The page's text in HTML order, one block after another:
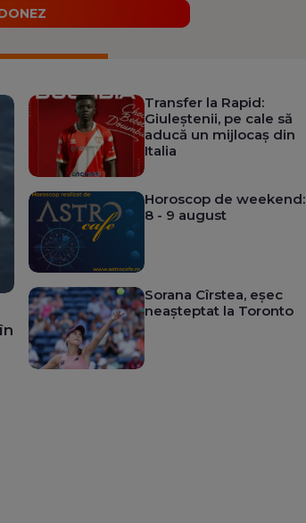
Transfer la Rapid:
Giuleștenii, pe cale să
aducă un mijlocaș din
Italia
Horoscop de weekend:
8 - 9 august
Sorana Cîrstea, eșec
neașteptat la Toronto